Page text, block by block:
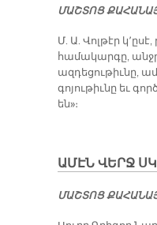
ՄԱՇ­ՏՈՑ
Մ. Ա. Վոլթէր
համակարգը,
ազդեցութիւնը,
գոյութիւնը եւ
են»։
ԱՄԷՆ ՎԵՐՋ
ՄԱՇ­ՏՈՑ